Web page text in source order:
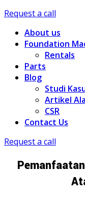
Request a call
About us
Foundation
Rentals
Parts
Blog
Studi
Artikel
CSR
Contact Us
Request a call